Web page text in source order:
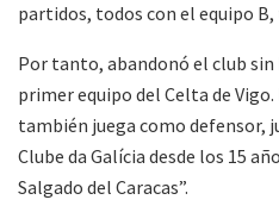
partidos, todos con el equipo
Por tanto, abandonó el club sin
primer equipo del Celta de Vigo.
también juega como defensor,
Clube da Galícia desde los 15
Salgado del Caracas”.